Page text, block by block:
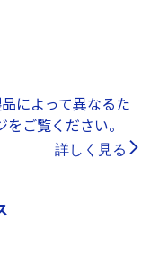
によって異なるた
ご覧ください。
詳しく見る